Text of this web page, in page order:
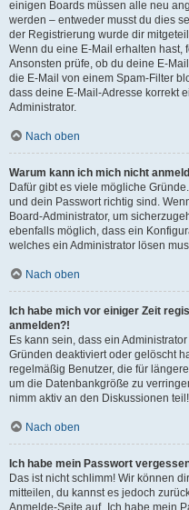
einigen Boards müssen alle neu
werden – entweder musst du dies
der Registrierung wurde dir
Wenn du eine E-Mail erhalten hast,
Ansonsten prüfe, ob du deine E-
die E-Mail von einem Spam-Filter
dass deine E-Mail-Adresse korrekt
Administrator.
Nach oben
Warum kann ich mich nicht
Dafür gibt es viele mögliche
und dein Passwort richtig sind.
Board-Administrator, um
ebenfalls möglich, dass ein
welches ein Administrator lösen
Nach oben
Ich habe mich vor einiger Zeit
anmelden?!
Es kann sein, dass ein
Gründen deaktiviert oder gelöscht
regelmäßig Benutzer, die für
um die Datenbankgröße zu
nimm aktiv an den Diskussionen teil!
Nach oben
Ich habe mein Passwort
Das ist nicht schlimm! Wir können
mitteilen, du kannst es jedoch
Anmelde-Seite auf „Ich habe mein